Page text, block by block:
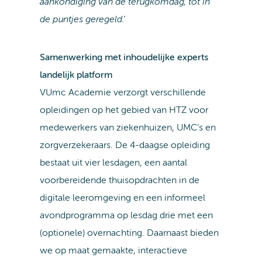
aankondiging van de terugkomdag, tot in
de puntjes geregeld.’
Samenwerking met inhoudelijke experts
landelijk platform
VUmc Academie verzorgt verschillende
opleidingen op het gebied van HTZ voor
medewerkers van ziekenhuizen, UMC’s en
zorgverzekeraars. De 4-daagse opleiding
bestaat uit vier lesdagen, een aantal
voorbereidende thuisopdrachten in de
digitale leeromgeving en een informeel
avondprogramma op lesdag drie met een
(optionele) overnachting. Daarnaast bieden
we op maat gemaakte, interactieve